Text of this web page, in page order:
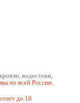
водостоки,
по всей России.
до 18